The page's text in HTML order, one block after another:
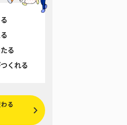
る
くれる
る